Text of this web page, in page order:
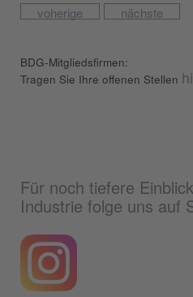
voherige nächste
BDG-Mitgliedsfirmen:
Tragen Sie Ihre offenen Stellen
Für noch tiefere
Industrie folge uns auf